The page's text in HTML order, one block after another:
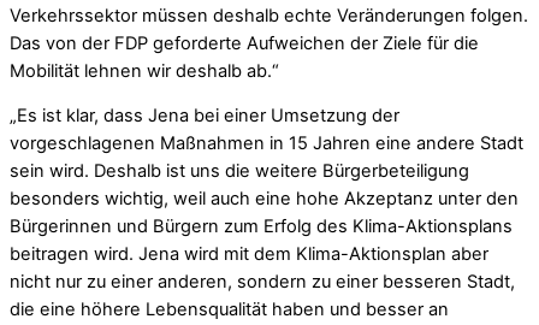
Verkehrssektor müssen deshalb echte Veränderungen folgen.
Das von der FDP geforderte Aufweichen der Ziele für die
Mobilität lehnen wir deshalb ab.“
„Es ist klar, dass Jena bei einer Umsetzung der
vorgeschlagenen Maßnahmen in 15 Jahren eine andere Stadt
sein wird. Deshalb ist uns die weitere Bürgerbeteiligung
besonders wichtig, weil auch eine hohe Akzeptanz unter den
Bürgerinnen und Bürgern zum Erfolg des Klima-Aktionsplans
beitragen wird. Jena wird mit dem Klima-Aktionsplan aber
nicht nur zu einer anderen, sondern zu einer besseren Stadt,
die eine höhere Lebensqualität haben und besser an